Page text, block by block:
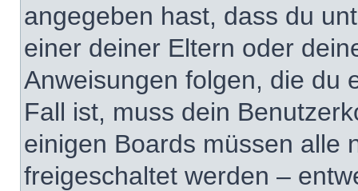
angegeben hast, dass du
einer deiner Eltern oder
Anweisungen folgen, die du
Fall ist, muss dein
einigen Boards müssen alle
freigeschaltet werden –